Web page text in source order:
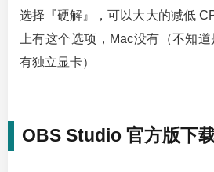
选择『硬解』，可以大大的减低
上有这个选项，Mac没有（不知
有独立显卡）
OBS Studio 官方版下